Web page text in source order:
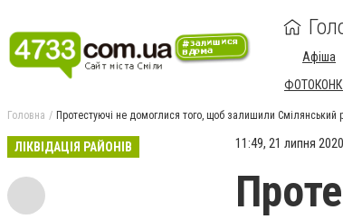
Афіша
Головна Протестуючі не домоглися того, щоб залишили Смілянський
ЛІКВІДАЦІЯ РАЙОНІВ 11:49, 21 липня